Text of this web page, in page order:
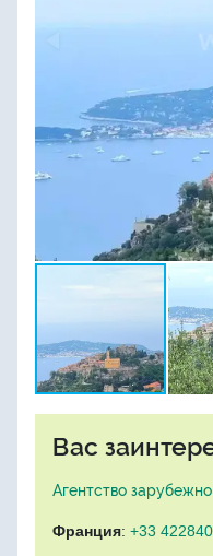
Вас
Агентство
Франция: +33